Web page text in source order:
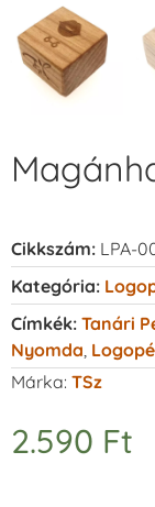
Cikkszám: LPA-
Kategória:
Címkék: Tanári
Nyomda
Márka: TSz
2.590 Ft